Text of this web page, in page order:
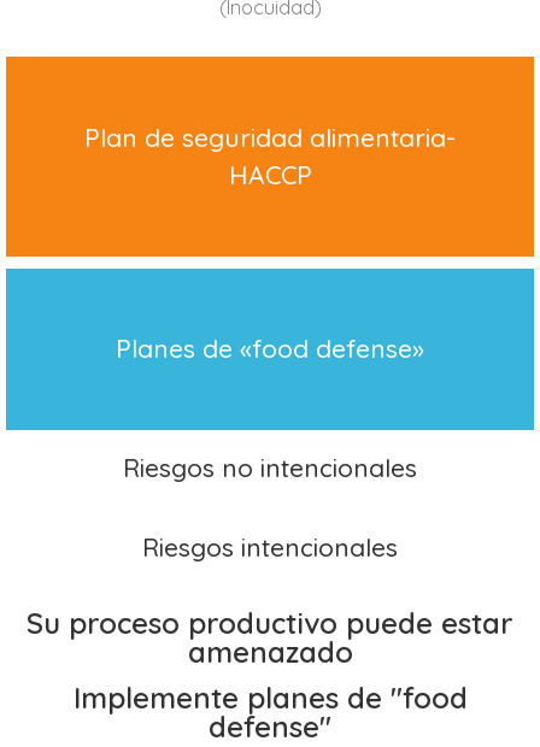
(Inocuidad)
Plan de seguridad alimentaria-
HACCP
Planes de «food defense»
Riesgos no intencionales
Riesgos intencionales
Su proceso productivo puede estar
amenazado
Implemente planes de "food
defense"